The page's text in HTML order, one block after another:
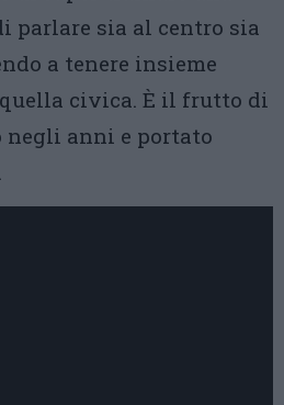
parlare sia al centro sia
a tenere insieme
civica. È il frutto di
anni e portato